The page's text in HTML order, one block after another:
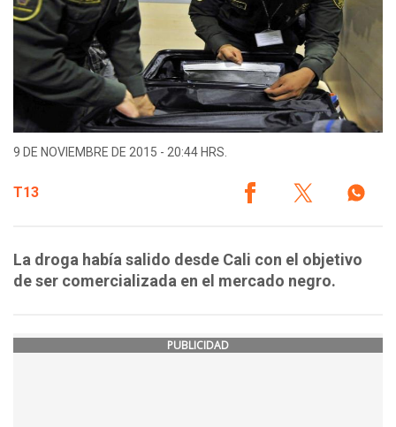
9 DE NOVIEMBRE DE 2015 - 20:44 HRS.
T13
La droga había salido desde Cali con el objetivo
de ser comercializada en el mercado negro.
PUBLICIDAD